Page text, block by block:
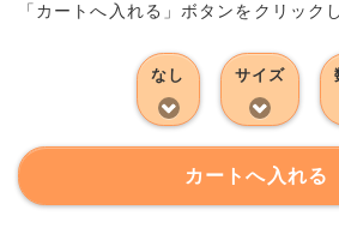
「カートへ入れる」ボタンをクリック
なし サイズ
カートへ入れる